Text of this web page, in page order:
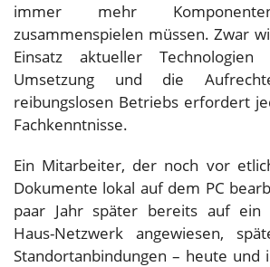
immer mehr
zusammenspielen müssen. Zwar
Einsatz aktueller
Umsetzung und die
reibungslosen Betriebs erfordert
Fachkenntnisse.
Ein Mitarbeiter, der noch vor
Dokumente lokal auf dem PC
paar Jahr später bereits auf ein
Haus-Netzwerk angewiesen,
Standortanbindungen – heute